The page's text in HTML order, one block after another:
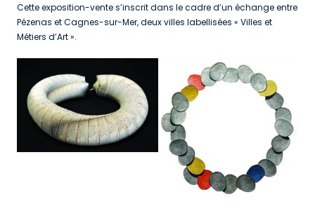
Cette exposition-vente s’inscrit dans le cadre d’un échange entre
Pézenas et Cagnes-sur-Mer, deux villes labellisées « Villes et
Métiers d’Art ».